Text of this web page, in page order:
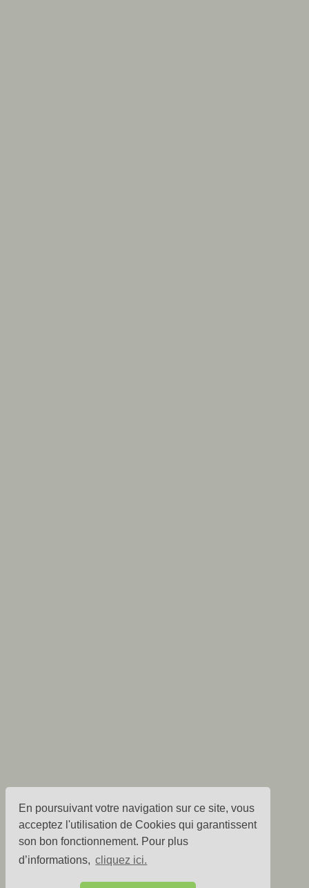
En poursuivant votre navigation sur ce site, vous
acceptez l'utilisation de Cookies qui garantissent
son bon fonctionnement. Pour plus
d’informations, cliquez ici.